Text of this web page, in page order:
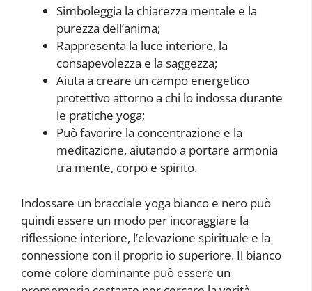
Simboleggia la chiarezza mentale e la
purezza dell’anima;
Rappresenta la luce interiore, la
consapevolezza e la saggezza;
Aiuta a creare un campo energetico
protettivo attorno a chi lo indossa durante
le pratiche yoga;
Può favorire la concentrazione e la
meditazione, aiutando a portare armonia
tra mente, corpo e spirito.
Indossare un bracciale yoga bianco e nero può
quindi essere un modo per incoraggiare la
riflessione interiore, l’elevazione spirituale e la
connessione con il proprio io superiore. Il bianco
come colore dominante può essere un